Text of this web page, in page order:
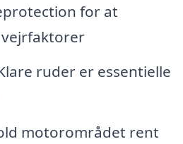
for at
ruder er essentielle
motorområdet rent